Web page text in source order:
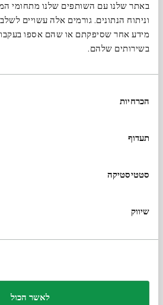
באתר שלנו עם השותפים שלנו מתחומי
וניתוח הנתונים. גורמים אלה עשויים
מידע אחר שסיפקתם או שהם אספו
בשירותים שלהם.
הסכמה
הכרחיות
תעדוף
סטטיסטיקה
שיווק
לאשר הכול
Кувыкина
Михаил Бодухин
этой серии